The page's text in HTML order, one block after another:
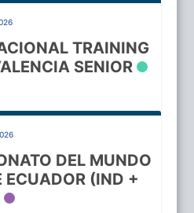
TRAINING
SENIOR
DEL MUNDO
ECUADOR (IND +